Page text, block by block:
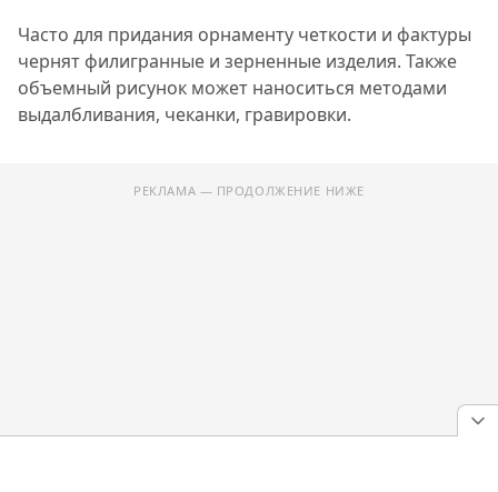
Часто для придания орнаменту четкости и фактуры
чернят филигранные и зерненные изделия. Также
объемный рисунок может наноситься методами
выдалбливания, чеканки, гравировки.
РЕКЛАМА — ПРОДОЛЖЕНИЕ НИЖЕ